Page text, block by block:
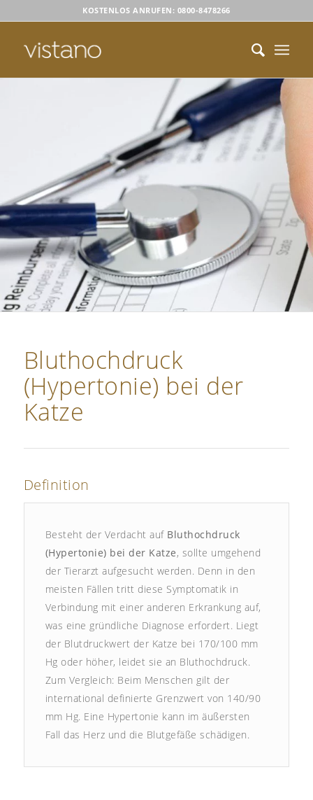
KOSTENLOS ANRUFEN: 0800-8478266
Bluthochdruck
(Hypertonie) bei der
Katze
Definition
Besteht der Verdacht auf Bluthochdruck
(Hypertonie) bei der Katze, sollte umgehend
der Tierarzt aufgesucht werden. Denn in den
meisten Fällen tritt diese Symptomatik in
Verbindung mit einer anderen Erkrankung auf,
was eine gründliche Diagnose erfordert. Liegt
der Blutdruckwert der Katze bei 170/100 mm
Hg oder höher, leidet sie an Bluthochdruck.
Zum Vergleich: Beim Menschen gilt der
international definierte Grenzwert von 140/90
mm Hg. Eine Hypertonie kann im äußersten
Fall das Herz und die Blutgefäße schädigen.